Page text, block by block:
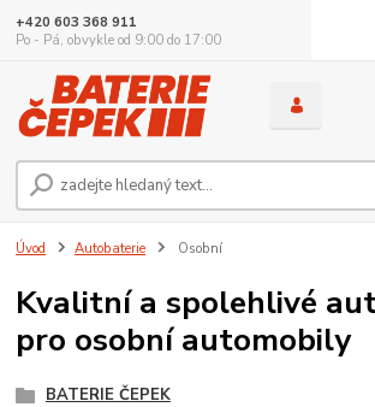
+420 603 368 911
Po - Pá, obvykle od 9:00 do 17:00
Úvod Autobaterie Osobní
Kvalitní a spolehlivé
pro osobní automobily
BATERIE ČEPEK